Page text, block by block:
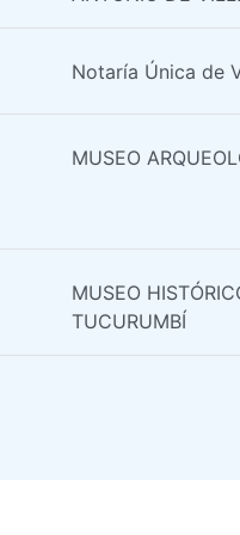
Notaría Única de
MUSEO
MUSEO
TUCURUMBÍ